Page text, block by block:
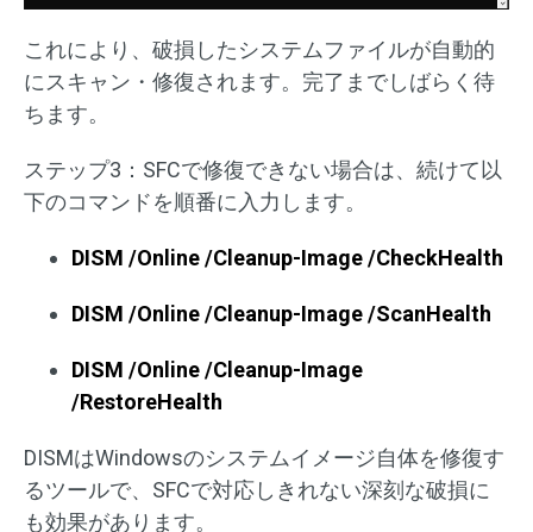
これにより、破損したシステムファイルが自動的
にスキャン・修復されます。完了までしばらく待
ちます。
ステップ3：SFCで修復できない場合は、続けて以
下のコマンドを順番に入力します。
DISM /Online /Cleanup-Image /CheckHealth
DISM /Online /Cleanup-Image /ScanHealth
DISM /Online /Cleanup-Image
/RestoreHealth
DISMはWindowsのシステムイメージ自体を修復す
るツールで、SFCで対応しきれない深刻な破損に
も効果があります。